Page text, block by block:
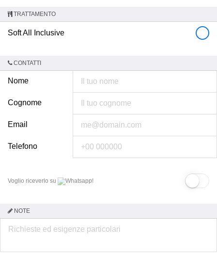
TRATTAMENTO
Soft All Inclusive
CONTATTI
Nome
Cognome
Email
Telefono
Voglio riceverlo su Whatsapp!
NOTE